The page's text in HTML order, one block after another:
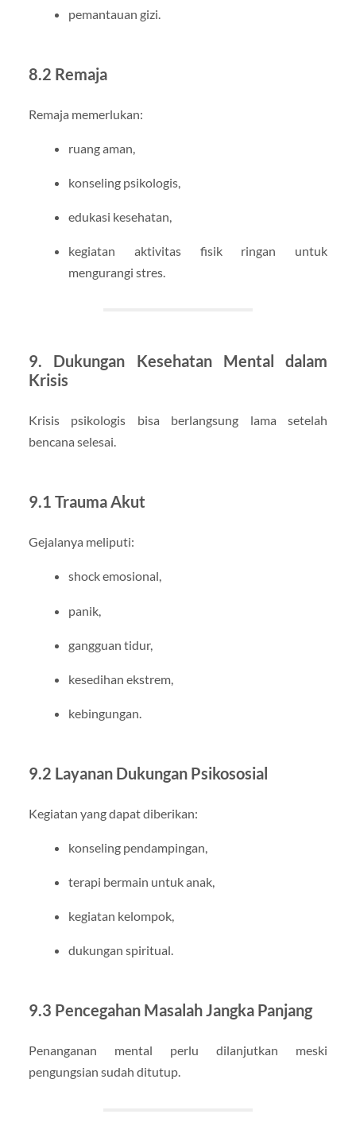
pemantauan gizi.
8.2 Remaja
Remaja memerlukan:
ruang aman,
konseling psikologis,
edukasi kesehatan,
kegiatan aktivitas fisik ringan untuk
mengurangi stres.
9. Dukungan Kesehatan Mental dalam
Krisis
Krisis psikologis bisa berlangsung lama setelah
bencana selesai.
9.1 Trauma Akut
Gejalanya meliputi:
shock emosional,
panik,
gangguan tidur,
kesedihan ekstrem,
kebingungan.
9.2 Layanan Dukungan Psikososial
Kegiatan yang dapat diberikan:
konseling pendampingan,
terapi bermain untuk anak,
kegiatan kelompok,
dukungan spiritual.
9.3 Pencegahan Masalah Jangka Panjang
Penanganan mental perlu dilanjutkan meski
pengungsian sudah ditutup.